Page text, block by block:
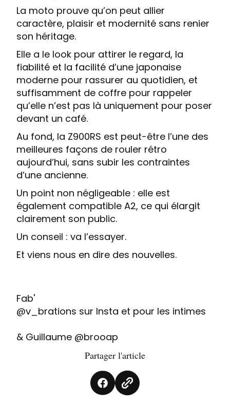
La moto prouve qu’on peut allier
caractère, plaisir et modernité sans renier
son héritage.
Elle a le look pour attirer le regard, la
fiabilité et la facilité d’une japonaise
moderne pour rassurer au quotidien, et
suffisamment de coffre pour rappeler
qu’elle n’est pas là uniquement pour poser
devant un café.
Au fond, la Z900RS est peut-être l’une des
meilleures façons de rouler rétro
aujourd’hui, sans subir les contraintes
d’une ancienne.
Un point non négligeable : elle est
également compatible A2, ce qui élargit
clairement son public.
Un conseil : va l’essayer.
Et viens nous en dire des nouvelles.
Fab'
@v_brations sur Insta et pour les intimes
& Guillaume @brooap
Partager l'article